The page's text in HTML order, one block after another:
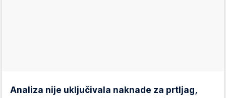
Analiza nije uključivala naknade za prtljag,